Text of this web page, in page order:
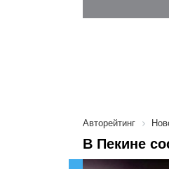
Авторейтинг
В Пекине